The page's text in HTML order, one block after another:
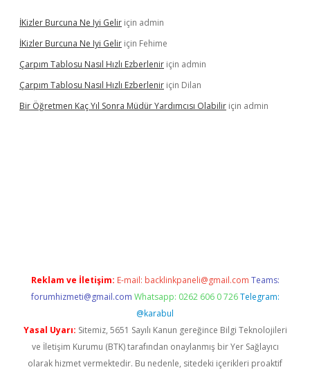
İKizler Burcuna Ne Iyi Gelir için admin
İKizler Burcuna Ne Iyi Gelir için Fehime
Çarpım Tablosu Nasıl Hızlı Ezberlenir için admin
Çarpım Tablosu Nasıl Hızlı Ezberlenir için Dilan
Bir Öğretmen Kaç Yıl Sonra Müdür Yardımcısı Olabilir için admin
Reklam ve İletişim: E-mail: backlinkpaneli@gmail.com Teams:
forumhizmeti@gmail.com Whatsapp: 0262 606 0 726 Telegram:
@karabul
Yasal Uyarı: Sitemiz, 5651 Sayılı Kanun gereğince Bilgi Teknolojileri
ve İletişim Kurumu (BTK) tarafından onaylanmış bir Yer Sağlayıcı
olarak hizmet vermektedir. Bu nedenle, sitedeki içerikleri proaktif